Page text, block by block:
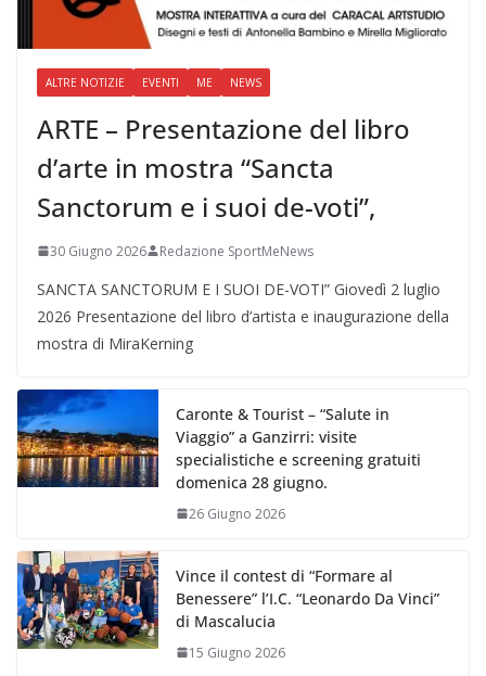
ALTRE NOTIZIE EVENTI ME NEWS
ARTE – Presentazione del libro
d’arte in mostra “Sancta
Sanctorum e i suoi de-voti”,
30 Giugno 2026 Redazione SportMeNews
SANCTA SANCTORUM E I SUOI DE-VOTI” Giovedì 2 luglio
2026 Presentazione del libro d’artista e inaugurazione della
mostra di MiraKerning
Caronte & Tourist – “Salute in
Viaggio” a Ganzirri: visite
specialistiche e screening gratuiti
domenica 28 giugno.
26 Giugno 2026
Vince il contest di “Formare al
Benessere” l’I.C. “Leonardo Da Vinci”
di Mascalucia
15 Giugno 2026